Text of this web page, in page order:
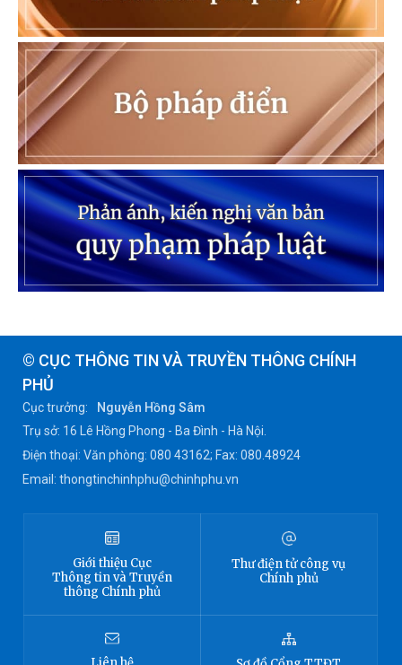
© CỤC THÔNG TIN VÀ TRUYỀN THÔNG CHÍNH
PHỦ
Cục trưởng:
Nguyễn Hồng Sâm
Trụ sở: 16 Lê Hồng Phong - Ba Đình - Hà Nội.
Điện thoại: Văn phòng: 080 43162; Fax: 080.48924
Email: thongtinchinhphu@chinhphu.vn
Giới thiệu Cục
Thông tinvà Truyền
thông Chính phủ
Thư điện tử công vụ
Chính phủ